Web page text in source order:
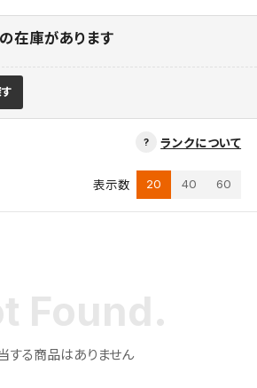
在庫があります
ランクについて
表示数 20 40 60
する商品はありません